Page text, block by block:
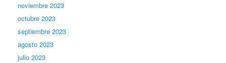
noviembre 2023
octubre 2023
septiembre 2023
agosto 2023
julio 2023